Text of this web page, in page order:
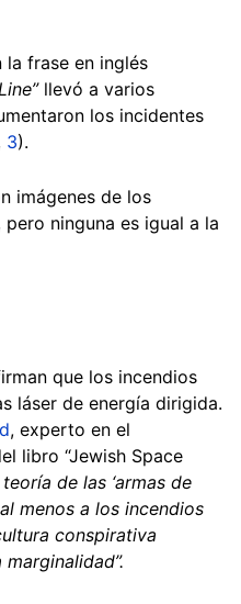
la frase en inglés
llevó a varios
los incidentes
3).
imágenes de los
ninguna es igual a la
que los incendios
láser de energía dirigida.
, experto en el
libro “Jewish Space
teoría de las ‘armas de
menos a los incendios
conspirativa